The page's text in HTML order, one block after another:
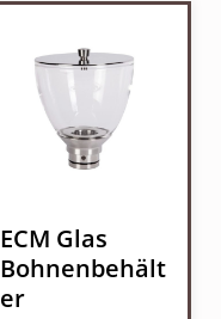
ECM Glas
Bohnenbehält
er